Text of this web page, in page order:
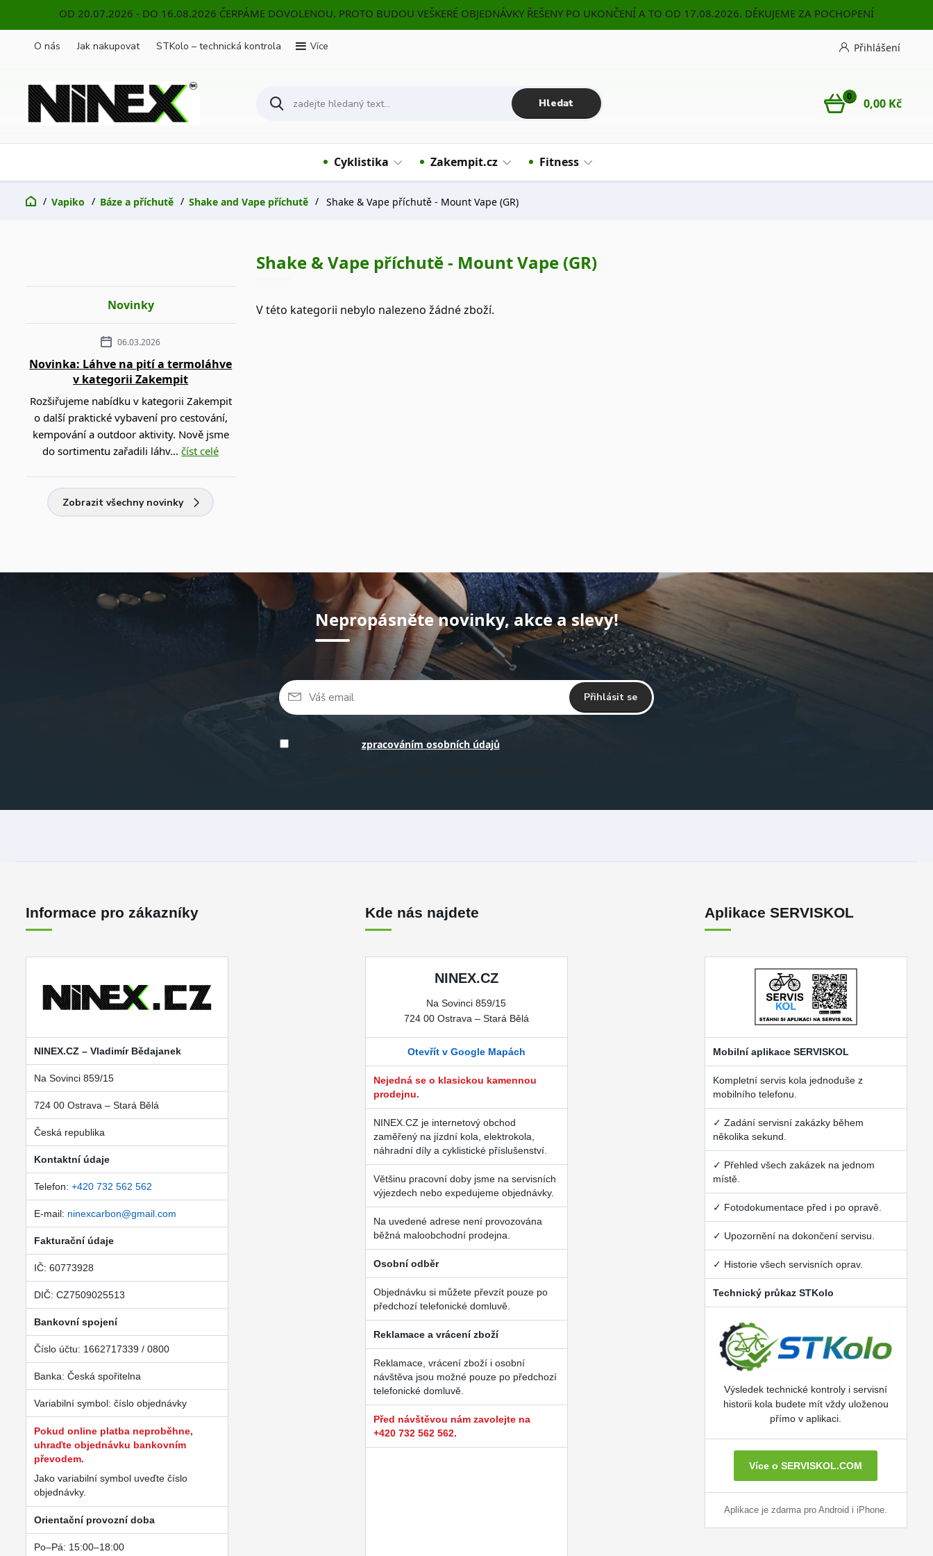
OD 20.07.2026 - DO 16.08.2026 ČERPÁME DOVOLENOU. PROTO BUDOU VEŠKERÉ OBJEDNÁVKY ŘEŠENY PO UKONČENÍ A TO OD 17.08.2026. DĚKUJEME ZA POCHOPENÍ
O nás Jak nakupovat STKolo – technická kontrola Více Přihlášení
Hledat
0 0,00 Kč
Cyklistika Zakempit.cz Fitness
Vapiko Báze a příchutě Shake and Vape příchutě Shake & Vape příchutě - Mount Vape (GR)
Shake & Vape příchutě - Mount Vape (GR)
V této kategorii nebylo nalezeno žádné zboží.
Novinky
06.03.2026
Novinka: Láhve na pití a termoláhve
v kategorii Zakempit
Rozšiřujeme nabídku v kategorii Zakempit
o další praktické vybavení pro cestování,
kempování a outdoor aktivity. Nově jsme
do sortimentu zařadili láhv...číst celé
Zobrazit všechny novinky
Nepropásněte novinky, akce a slevy!
Přihlásit se
zpracováním osobních údajůza účelem rozesílky newsletteru.
Informace pro zákazníky
NINEX.CZ – Vladimír Bědajanek
Na Sovinci 859/15
724 00 Ostrava – Stará Bělá
Česká republika
Kontaktní údaje
Telefon: +420 732 562 562
E-mail: ninexcarbon@gmail.com
Fakturační údaje
IČ: 60773928
DIČ: CZ7509025513
Bankovní spojení
Číslo účtu: 1662717339 / 0800
Banka: Česká spořitelna
Variabilní symbol: číslo objednávky
Pokud online platba neproběhne,
uhraďte objednávku bankovním
převodem.
Jako variabilní symbol uveďte číslo
objednávky.
Orientační provozní doba
Po–Pá: 15:00–18:00
Kde nás najdete
NINEX.CZ
Na Sovinci 859/15
724 00 Ostrava – Stará Bělá
Otevřít v Google Mapách
Nejedná se o klasickou kamennou
prodejnu.
NINEX.CZ je internetový obchod
zaměřený na jízdní kola, elektrokola,
náhradní díly a cyklistické příslušenství.
Většinu pracovní doby jsme na servisních
výjezdech nebo expedujeme objednávky.
Na uvedené adrese není provozována
běžná maloobchodní prodejna.
Osobní odběr
Objednávku si můžete převzít pouze po
předchozí telefonické domluvě.
Reklamace a vrácení zboží
Reklamace, vrácení zboží i osobní
návštěva jsou možné pouze po předchozí
telefonické domluvě.
Před návštěvou nám zavolejte na
+420 732 562 562.
Aplikace SERVISKOL
Mobilní aplikace SERVISKOL
Kompletní servis kola jednoduše z
mobilního telefonu.
✓ Zadání servisní zakázky během
několika sekund.
✓ Přehled všech zakázek na jednom
místě.
✓ Fotodokumentace před i po opravě.
✓ Upozornění na dokončení servisu.
✓ Historie všech servisních oprav.
Technický průkaz STKolo
Výsledek technické kontroly i servisní
historii kola budete mít vždy uloženou
přímo v aplikaci.
Více o SERVISKOL.COM
Aplikace je zdarma pro Android i iPhone.